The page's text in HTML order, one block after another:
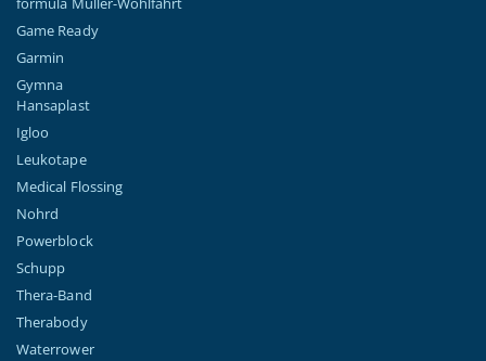
Game Ready
Garmin
Gymna
Hansaplast
Igloo
Leukotape
Medical Flossing
Nohrd
Powerblock
Schupp
Thera-Band
Therabody
Waterrower